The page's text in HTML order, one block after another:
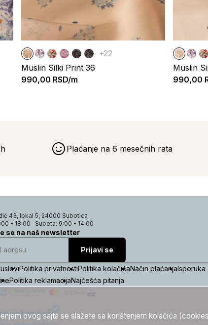
+22
Muslin Silki Print 36
990,00 RSD/m
Muslin
990,00
Plaćanje na 6 mesečnih rata
43, lokal 5, 24000 Subotica
- 18:00
Subota: 9:00 - 14:00
se na naš newsletter
Prijavi se
Politika privatnostiPolitika kolačićaNačin plaćanjaIsporuka
Politika reklamacijaNajčešća pitanja
ovog sajta se slažete sa korištenjem kolačića